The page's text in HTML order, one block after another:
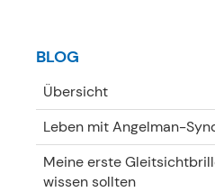
BLOG
Übersicht
Leben mit Angelman-
Meine erste
wissen sollten